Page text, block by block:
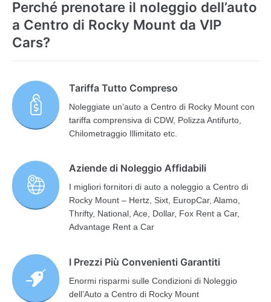
Perché prenotare il noleggio dell’auto
a Centro di Rocky Mount da VIP
Cars?
Tariffa Tutto Compreso
Noleggiate un’auto a Centro di Rocky Mount con
tariffa comprensiva di CDW, Polizza Antifurto,
Chilometraggio Illimitato etc.
Aziende di Noleggio Affidabili
I migliori fornitori di auto a noleggio a Centro di
Rocky Mount – Hertz, Sixt, EuropCar, Alamo,
Thrifty, National, Ace, Dollar, Fox Rent a Car,
Advantage Rent a Car
I Prezzi Più Convenienti Garantiti
Enormi risparmi sulle Condizioni di Noleggio
dell’Auto a Centro di Rocky Mount